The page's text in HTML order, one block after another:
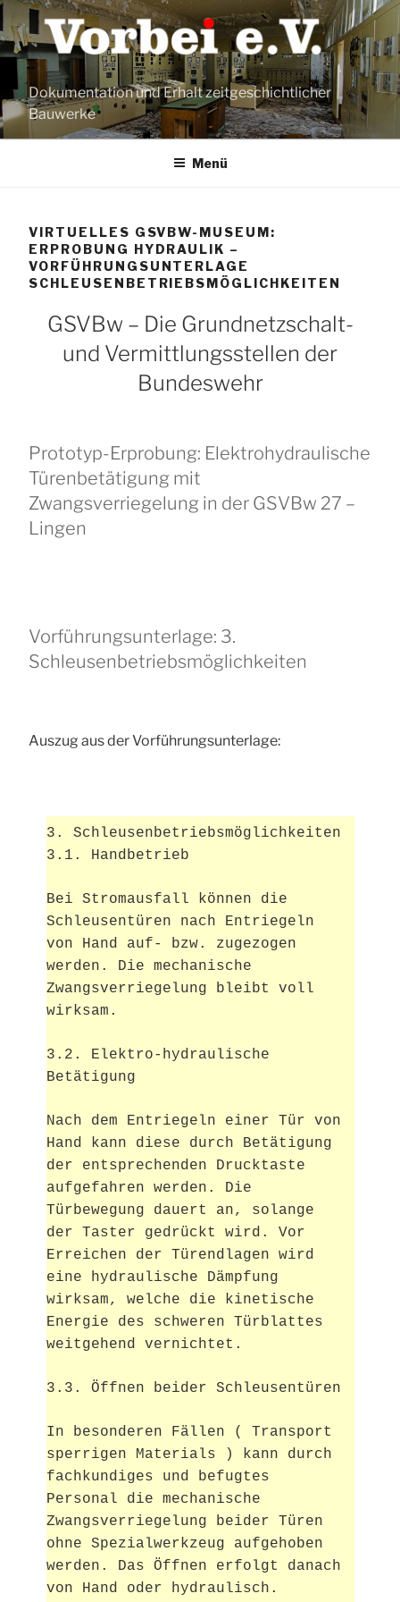
Zum
Inhalt
springen
Dokumentation und Erhalt zeitgeschichtlicher
Bauwerke
Menü
VIRTUELLES GSVBW-MUSEUM:
ERPROBUNG HYDRAULIK –
VORFÜHRUNGSUNTERLAGE
SCHLEUSENBETRIEBSMÖGLICHKEITEN
GSVBw – Die Grundnetzschalt-
und Vermittlungsstellen der
Bundeswehr
Prototyp-Erprobung: Elektrohydraulische
Türenbetätigung mit
Zwangsverriegelung in der GSVBw 27 –
Lingen
Vorführungsunterlage: 3.
Schleusenbetriebsmöglichkeiten
Auszug aus der Vorführungsunterlage:
3. Schleusenbetriebsmöglichkeiten
3.1. Handbetrieb
Bei Stromausfall können die
Schleusentüren nach Entriegeln
von Hand auf- bzw. zugezogen
werden. Die mechanische
Zwangsverriegelung bleibt voll
wirksam.
3.2. Elektro-hydraulische
Betätigung
Nach dem Entriegeln einer Tür von
Hand kann diese durch
Betätigung
der entsprechenden Drucktaste
aufgefahren werden.
Die
Türbewegung dauert an, solange
der Taster gedrückt wird. Vor
Erreichen der Türendlagen wird
eine hydraulische Dämpfung
wirksam, welche die kinetische
Energie des schweren Türblattes
weitgehend vernichtet.
3.3. Öffnen beider Schleusentüren
In besonderen Fällen ( Transport
sperrigen Materials ) kann durch
fachkundiges und befugtes
Personal die mechanische
Zwangsverriegelung beider Türen
ohne Spezialwerkzeug aufgehoben
werden. Das Öffnen erfolgt danach
von Hand oder
hydraulisch.